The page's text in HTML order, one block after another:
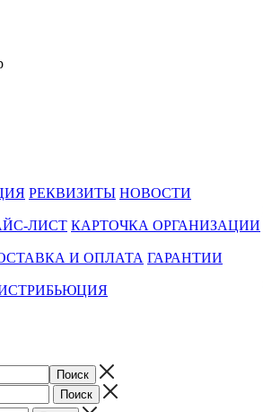
РЕКВИЗИТЫ НОВОСТИ
ЛИСТ КАРТОЧКА ОРГАНИЗАЦИИ
И ОПЛАТА ГАРАНТИИ